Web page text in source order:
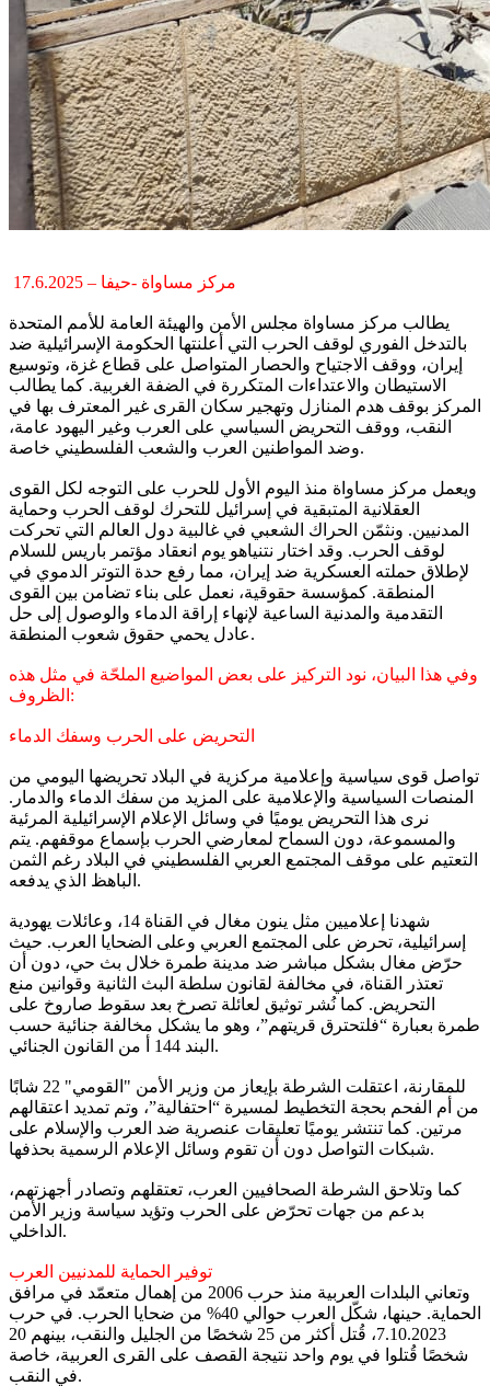
مركز مساواة -حيفا – 17.6.2025
يطالب مركز مساواة مجلس الأمن والهيئة العامة للأمم المتحدة
بالتدخل الفوري لوقف الحرب التي أعلنتها الحكومة الإسرائيلية ضد
إيران، ووقف الاجتياح والحصار المتواصل على قطاع غزة، وتوسيع
الاستيطان والاعتداءات المتكررة في الضفة الغربية. كما يطالب
المركز بوقف هدم المنازل وتهجير سكان القرى غير المعترف بها في
النقب، ووقف التحريض السياسي على العرب وغير اليهود عامة،
وضد المواطنين العرب والشعب الفلسطيني خاصة.
ويعمل مركز مساواة منذ اليوم الأول للحرب على التوجه لكل القوى
العقلانية المتبقية في إسرائيل للتحرك لوقف الحرب وحماية
المدنيين. ونثمّن الحراك الشعبي في غالبية دول العالم التي تحركت
لوقف الحرب. وقد اختار نتنياهو يوم انعقاد مؤتمر باريس للسلام
لإطلاق حملته العسكرية ضد إيران، مما رفع حدة التوتر الدموي في
المنطقة. كمؤسسة حقوقية، نعمل على بناء تضامن بين القوى
التقدمية والمدنية الساعية لإنهاء إراقة الدماء والوصول إلى حل
عادل يحمي حقوق شعوب المنطقة.
وفي هذا البيان، نود التركيز على بعض المواضيع الملحّة في مثل هذه
الظروف:
التحريض على الحرب وسفك الدماء
تواصل قوى سياسية وإعلامية مركزية في البلاد تحريضها اليومي من
المنصات السياسية والإعلامية على المزيد من سفك الدماء والدمار.
نرى هذا التحريض يوميًا في وسائل الإعلام الإسرائيلية المرئية
والمسموعة، دون السماح لمعارضي الحرب بإسماع موقفهم. يتم
التعتيم على موقف المجتمع العربي الفلسطيني في البلاد رغم الثمن
الباهظ الذي يدفعه.
شهدنا إعلاميين مثل ينون مغال في القناة 14، وعائلات يهودية
إسرائيلية، تحرض على المجتمع العربي وعلى الضحايا العرب. حيث
حرّض مغال بشكل مباشر ضد مدينة طمرة خلال بث حي، دون أن
تعتذر القناة، في مخالفة لقانون سلطة البث الثانية وقوانين منع
التحريض. كما نُشر توثيق لعائلة تصرخ بعد سقوط صاروخ على
طمرة بعبارة “فلتحترق قريتهم”، وهو ما يشكل مخالفة جنائية حسب
البند 144 أ من القانون الجنائي.
للمقارنة، اعتقلت الشرطة بإيعاز من وزير الأمن "القومي" 22 شابًا
من أم الفحم بحجة التخطيط لمسيرة “احتفالية”، وتم تمديد اعتقالهم
مرتين. كما تنتشر يوميًا تعليقات عنصرية ضد العرب والإسلام على
شبكات التواصل دون أن تقوم وسائل الإعلام الرسمية بحذفها.
كما وتلاحق الشرطة الصحافيين العرب، تعتقلهم وتصادر أجهزتهم،
بدعم من جهات تحرّض على الحرب وتؤيد سياسة وزير الأمن
الداخلي.
توفير الحماية للمدنيين العرب
وتعاني البلدات العربية منذ حرب 2006 من إهمال متعمّد في مرافق
الحماية. حينها، شكّل العرب حوالي 40% من ضحايا الحرب. في حرب
7.10.2023، قُتل أكثر من 25 شخصًا من الجليل والنقب، بينهم 20
شخصًا قُتلوا في يوم واحد نتيجة القصف على القرى العربية، خاصة
في النقب.